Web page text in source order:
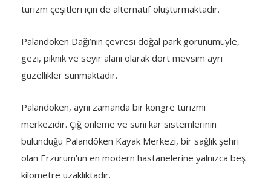
turizm çeşitleri için de alternatif oluşturmaktadır.
Palandöken Dağı’nın çevresi doğal park görünümüyle,
gezi, piknik ve seyir alanı olarak dört mevsim ayrı
güzellikler sunmaktadır.
Palandöken, aynı zamanda bir kongre turizmi
merkezidir. Çığ önleme ve suni kar sistemlerinin
bulunduğu Palandöken Kayak Merkezi, bir sağlık şehri
olan Erzurum’un en modern hastanelerine yalnızca beş
kilometre uzaklıktadır.